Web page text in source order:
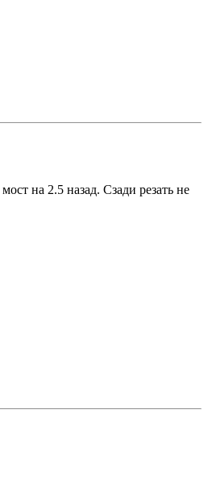
на 2.5 назад. Сзади резать не